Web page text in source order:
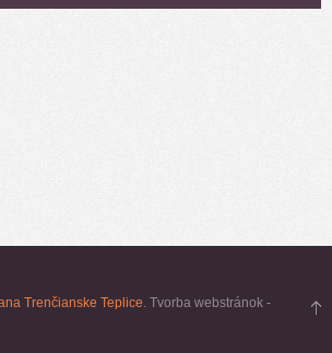
Trenčianske Teplice . Tvorba webstránok -